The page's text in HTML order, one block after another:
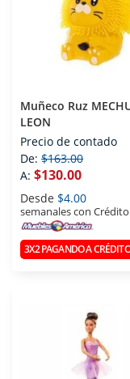
Muñeco Ruz MECHUDITOS
LEON
Precio de contado
De: $163.00
A: $130.00
Desde $4.00
semanales con Crédito
3X2 PAGANDO A CRÉDITO